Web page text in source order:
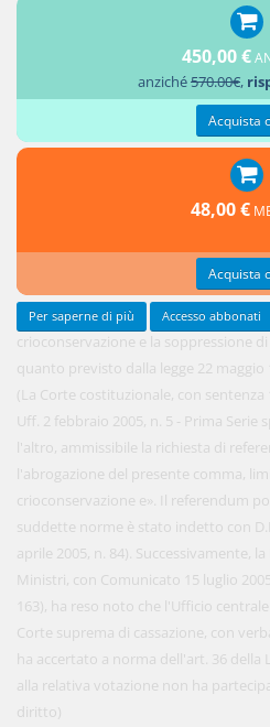
crioconservazione e la soppressione
quanto previsto dalla legge 22 maggio
(La Corte costituzionale, con sentenza
Uff. 2 febbraio 2005, n. 5 - Prima Serie
l'altro, ammissibile la richiesta di
l'abrogazione del presente comma,
crioconservazione e». Il referendum
suddette norme è stato indetto con
aprile 2005, n. 84). Successivamente,
Ministri, con Comunicato 15 luglio
163), ha reso noto che l'Ufficio
Corte suprema di cassazione, con
ha accertato a norma dell'art. 36 della
alla relativa votazione non ha
diritto)
450,00 €
anziché570.00€,
Acquista
48,00 €
Acquista
Per saperne di più Accesso abbonati